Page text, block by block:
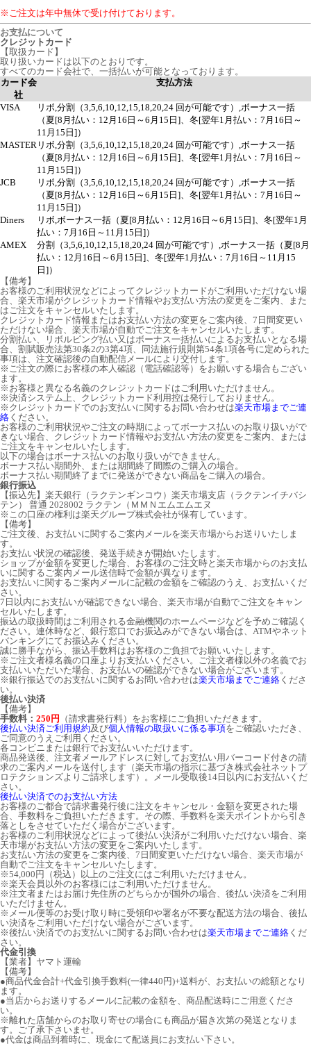
※ご注文は年中無休で受け付けております。
お支払について
クレジットカード
【取扱カード】
取り扱いカードは以下のとおりです。
すべてのカード会社で、一括払いが可能となっております。
カード会
社
支払方法
VISA
リボ,分割（3,5,6,10,12,15,18,20,24 回が可能です）,ボーナス一括
（夏[8月払い：12月16日～6月15日]、冬[翌年1月払い：7月16日～
11月15日]）
MASTER リボ,分割（3,5,6,10,12,15,18,20,24 回が可能です）,ボーナス一括
（夏[8月払い：12月16日～6月15日]、冬[翌年1月払い：7月16日～
11月15日]）
JCB
リボ,分割（3,5,6,10,12,15,18,20,24 回が可能です）,ボーナス一括
（夏[8月払い：12月16日～6月15日]、冬[翌年1月払い：7月16日～
11月15日]）
Diners
リボ,ボーナス一括（夏[8月払い：12月16日～6月15日]、冬[翌年1月
払い：7月16日～11月15日]）
AMEX
分割（3,5,6,10,12,15,18,20,24 回が可能です）,ボーナス一括（夏[8月
払い：12月16日～6月15日]、冬[翌年1月払い：7月16日～11月15
日]）
【備考】
お客様のご利用状況などによってクレジットカードがご利用いただけない場
合、楽天市場がクレジットカード情報やお支払い方法の変更をご案内、また
はご注文をキャンセルいたします。
クレジットカード情報またはお支払い方法の変更をご案内後、7日間変更い
ただけない場合、楽天市場が自動でご注文をキャンセルいたします。
分割払い、リボルビング払い又はボーナス一括払いによるお支払いとなる場
合、割賦販売法第30条2の3第4項、同法施行規則第54条1項各号に定められた
事項は、注文確認後の自動配信メールにより交付します。
※ご注文の際にお客様の本人確認（電話確認等）をお願いする場合もござい
ます。
※お客様と異なる名義のクレジットカードはご利用いただけません。
※決済システム上、クレジットカード利用控は発行しておりません。
※クレジットカードでのお支払いに関するお問い合わせは楽天市場までご連
絡 ください。
お客様のご利用状況やご注文の時期によってボーナス払いのお取り扱いがで
きない場合、クレジットカード情報やお支払い方法の変更をご案内、または
ご注文をキャンセルいたします。
以下の場合はボーナス払いのお取り扱いができません。
ボーナス払い期間外、または期間終了間際のご購入の場合。
ボーナス払い期間終了までに発送ができない商品をご購入の場合。
銀行振込
【振込先】楽天銀行（ラクテンギンコウ）楽天市場支店（ラクテンイチバシ
テン） 普通 2028002 ラクテン（ＭＭＮエムエムエヌ
※この口座の権利は楽天グループ株式会社が保有しています。
【備考】
ご注文後、お支払いに関するご案内メールを楽天市場からお送りいたしま
す。
お支払い状況の確認後、発送手続きが開始いたします。
ショップが金額を変更した場合、お客様のご注文時と楽天市場からのお支払
いに関するご案内メール送信時で金額が異なります。
お支払いに関するご案内メールに記載の金額をご確認のうえ、お支払いくだ
さい。
7日以内にお支払いが確認できない場合、楽天市場が自動でご注文をキャン
セルいたします。
振込の取扱時間はご利用される金融機関のホームページなどを予めご確認く
ださい。連休時など、銀行窓口でお振込みができない場合は、ATMやネット
バンキングにてお振込みください。
誠に勝手ながら、振込手数料はお客様のご負担でお願いいたします。
※ご注文者様名義の口座よりお支払いください。ご注文者様以外の名義でお
支払いいただいた場合、お支払いの確認ができない場合がございます。
※銀行振込でのお支払いに関するお問い合わせは楽天市場までご連絡 くださ
い。
後払い決済
【備考】
手数料： 250円
（請求書発行料）をお客様にご負担いただきます。
後払い決済ご利用規約及び個人情報の取扱いに係る事項をご確認いただき、
ご同意のうえご利用ください。
各コンビニまたは銀行でお支払いいただけます。
商品発送後、注文者メールアドレスに対してお支払い用バーコード付きの請
求のご案内メールを送付します（楽天市場の指示に基づき株式会社ネットプ
ロテクションズよりご請求します）。メール受取後14日以内にお支払いくだ
さい。
後払い決済でのお支払い方法
お客様のご都合で請求書発行後に注文をキャンセル・金額を変更された場
合、手数料をご負担いただきます。その際、手数料を楽天ポイントから引き
落としをさせていただく場合がございます。
お客様のご利用状況などによって後払い決済がご利用いただけない場合、楽
天市場がお支払い方法の変更をご案内いたします。
お支払い方法の変更をご案内後、7日間変更いただけない場合、楽天市場が
自動でご注文をキャンセルいたします。
※54,000円（税込）以上のご注文にはご利用いただけません。
※楽天会員以外のお客様にはご利用いただけません。
※注文者またはお届け先住所のどちらかが国外の場合、後払い決済をご利用
いただけません。
※メール便等のお受け取り時に受領印や署名が不要な配送方法の場合、後払
い決済をご利用いただけない場合がございます。
※後払い決済でのお支払いに関するお問い合わせは楽天市場までご連絡 くだ
さい。
代金引換
【業者】ヤマト運輸
【備考】
●商品代金合計+代金引換手数料(一律440円)+送料が、お支払いの総額となり
ます。
●当店からお送りするメールに記載の金額を、商品配送時にご用意くださ
い。
※離れた店舗からのお取り寄せの場合にも商品が届き次第の発送となりま
す。ご了承下さいませ。
●代金は商品到着時に、現金にて配送員にお支払い下さい。